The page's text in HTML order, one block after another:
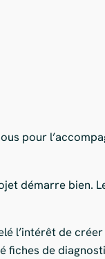
pour
démarre bien.
l’intérêt de
de